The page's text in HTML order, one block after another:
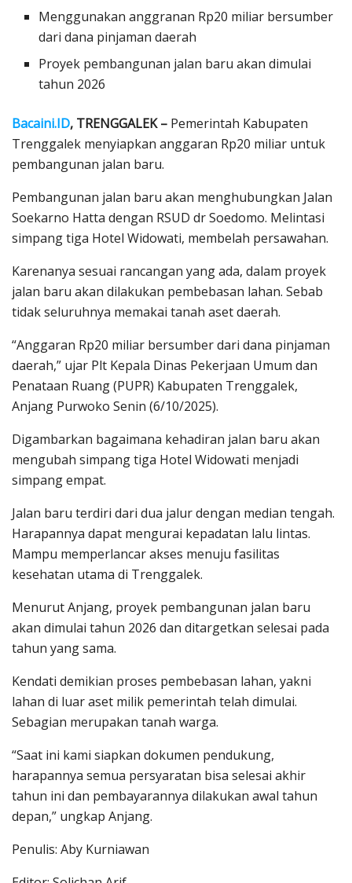
Menggunakan anggranan Rp20 miliar bersumber
dari dana pinjaman daerah
Proyek pembangunan jalan baru akan dimulai
tahun 2026
Bacaini.ID, TRENGGALEK – Pemerintah Kabupaten
Trenggalek menyiapkan anggaran Rp20 miliar untuk
pembangunan jalan baru.
Pembangunan jalan baru akan menghubungkan Jalan
Soekarno Hatta dengan RSUD dr Soedomo. Melintasi
simpang tiga Hotel Widowati, membelah persawahan.
Karenanya sesuai rancangan yang ada, dalam proyek
jalan baru akan dilakukan pembebasan lahan. Sebab
tidak seluruhnya memakai tanah aset daerah.
“Anggaran Rp20 miliar bersumber dari dana pinjaman
daerah,” ujar Plt Kepala Dinas Pekerjaan Umum dan
Penataan Ruang (PUPR) Kabupaten Trenggalek,
Anjang Purwoko Senin (6/10/2025).
Digambarkan bagaimana kehadiran jalan baru akan
mengubah simpang tiga Hotel Widowati menjadi
simpang empat.
Jalan baru terdiri dari dua jalur dengan median tengah.
Harapannya dapat mengurai kepadatan lalu lintas.
Mampu memperlancar akses menuju fasilitas
kesehatan utama di Trenggalek.
Menurut Anjang, proyek pembangunan jalan baru
akan dimulai tahun 2026 dan ditargetkan selesai pada
tahun yang sama.
Kendati demikian proses pembebasan lahan, yakni
lahan di luar aset milik pemerintah telah dimulai.
Sebagian merupakan tanah warga.
“Saat ini kami siapkan dokumen pendukung,
harapannya semua persyaratan bisa selesai akhir
tahun ini dan pembayarannya dilakukan awal tahun
depan,” ungkap Anjang.
Penulis: Aby Kurniawan